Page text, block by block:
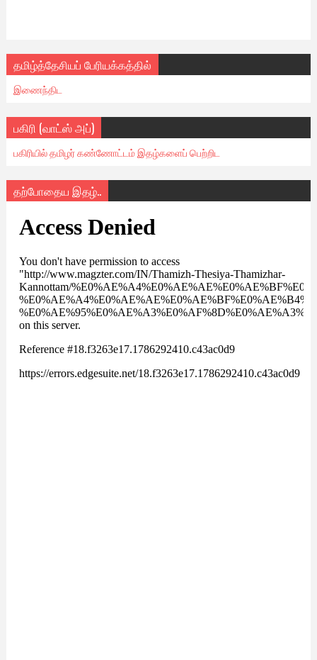
தமிழ்த்தேசியப் பேரியக்கத்தில்
இணைந்திட
பகிரி (வாட்ஸ் அப்)
பகிரியில் தமிழர் கண்ணோட்டம் இதழ்களைப் பெற்றிட
தற்போதைய இதழ்..